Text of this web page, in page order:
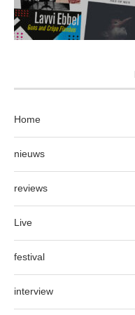
Home
nieuws
reviews
Live
festival
interview